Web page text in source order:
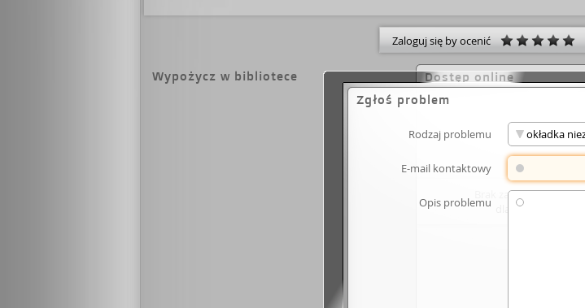
Zaloguj się by ocenić
Wypożycz w bibliotece Dostęp online
Brak zasobów
dla wybranego
Zgłoś problem
Rodzaj problemu
E-mail kontaktowy
Opis problemu